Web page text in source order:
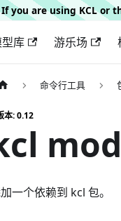
If you are using KCL
库 游乐场
命令行工具
本: 0.12
一个依赖到 kcl 包。